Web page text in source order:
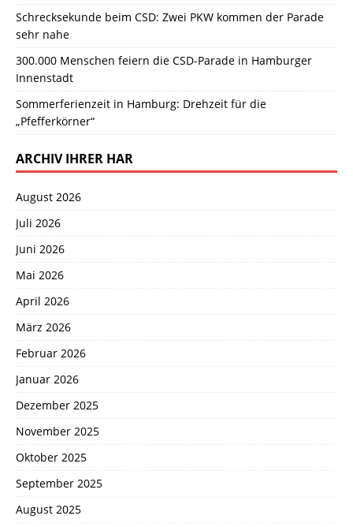
Schrecksekunde beim CSD: Zwei PKW kommen der Parade
sehr nahe
300.000 Menschen feiern die CSD-Parade in Hamburger
Innenstadt
Sommerferienzeit in Hamburg: Drehzeit für die
„Pfefferkörner“
ARCHIV IHRER HAR
August 2026
Juli 2026
Juni 2026
Mai 2026
April 2026
März 2026
Februar 2026
Januar 2026
Dezember 2025
November 2025
Oktober 2025
September 2025
August 2025